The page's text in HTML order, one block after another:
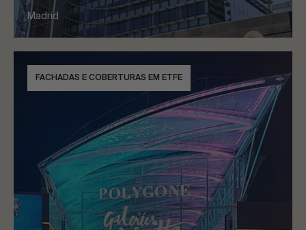
Madrid
FACHADAS E COBERTURAS EM ETFE